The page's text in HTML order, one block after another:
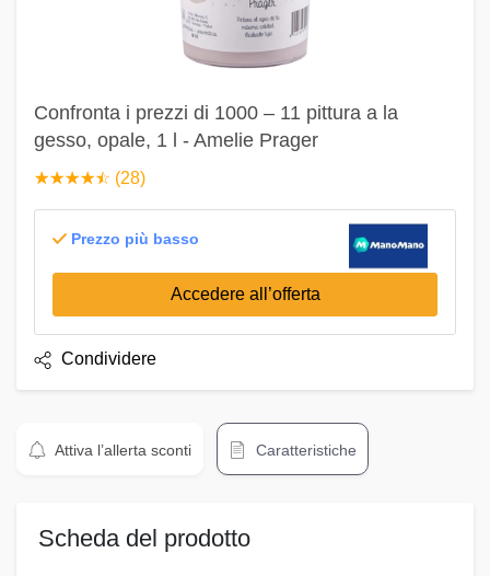
Confronta i prezzi di 1000 – 11 pittura a la
gesso, opale, 1 l - Amelie Prager
☆☆☆☆☆
★★★★★ (28)
Prezzo più basso
Accedere all’offerta
Condividere
Attiva l’allerta sconti Caratteristiche
Scheda del prodotto